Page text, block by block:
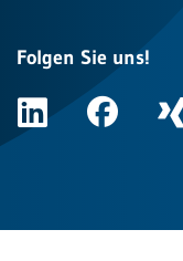
Folgen Sie uns!